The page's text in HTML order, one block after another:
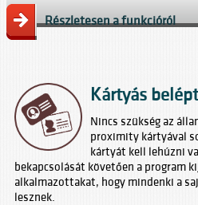
Részletesen a funkcióról
Kártyás
Nincs szükség az
proximity kártyával
kártyát kell lehúzni
bekapcsolását követően a program
alkalmazottakat, hogy mindenki a
lesznek.